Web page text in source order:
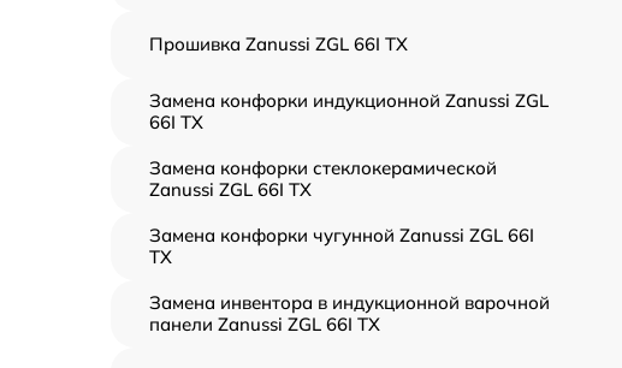
Прошивка Zanussi ZGL 66I TX
Замена конфорки индукционной Zanussi ZGL
66I TX
Замена конфорки стеклокерамической
Zanussi ZGL 66I TX
Замена конфорки чугунной Zanussi ZGL 66I
TX
Замена инвентора в индукционной варочной
панели Zanussi ZGL 66I TX